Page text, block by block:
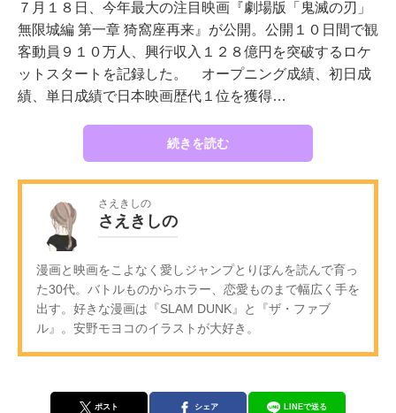
７月１８日、今年最大の注目映画『劇場版「鬼滅の刃」
無限城編 第一章 猗窩座再来』が公開。公開１０日間で観
客動員９１０万人、興行収入１２８億円を突破するロケ
ットスタートを記録した。 オープニング成績、初日成
績、単日成績で日本映画歴代１位を獲得…
続きを読む
さえきしの
さえきしの
漫画と映画をこよなく愛しジャンプとりぼんを読んで育っ
た30代。バトルものからホラー、恋愛ものまで幅広く手を
出す。好きな漫画は『SLAM DUNK』と『ザ・ファブ
ル』。安野モヨコのイラストが大好き。
ポスト シェア LINEで送る